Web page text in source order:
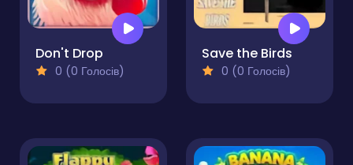
Don't Drop
0 (0 Голосів)
Save the Birds
0 (0 Голосів)